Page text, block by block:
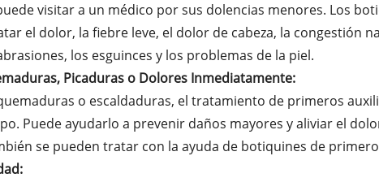
visitar a un médico por sus dolencias menores. Los
el dolor, la fiebre leve, el dolor de cabeza, la congestión
los esguinces y los problemas de la piel.
Picaduras o Dolores Inmediatamente:
o escaldaduras, el tratamiento de primeros
Puede ayudarlo a prevenir daños mayores y aliviar el
se pueden tratar con la ayuda de botiquines de